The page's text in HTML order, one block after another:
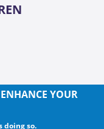
YOUR
doing so.